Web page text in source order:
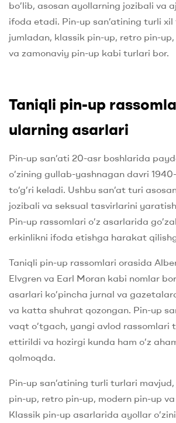
bo’lib, asosan ayollarning jozibali va
ifoda etadi. Pin-up san’atining turli
jumladan, klassik pin-up, retro pin-
va zamonaviy pin-up kabi turlari bor.
Taniqli pin-up
ularning asarlari
Pin-up san’ati 20-asr boshlarida
o’zining gullab-yashnagan davri
to’g’ri keladi. Ushbu san’at turi
jozibali va seksual tasvirlarini
Pin-up rassomlari o’z asarlarida
erkinlikni ifoda etishga harakat
Taniqli pin-up rassomlari orasida
Elvgren va Earl Moran kabi nomlar
asarlari ko’pincha jurnal va
va katta shuhrat qozongan. Pin-up
vaqt o’tgach, yangi avlod rassomlari
ettirildi va hozirgi kunda ham o’z
qolmoqda.
Pin-up san’atining turli turlari
pin-up, retro pin-up, modern pin-up
Klassik pin-up asarlarida ayollar